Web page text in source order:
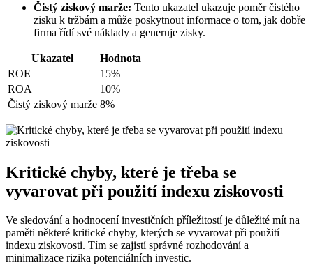
Čistý ziskový marže: Tento ukazatel ukazuje poměr čistého
zisku k tržbám a může poskytnout informace o tom, jak dobře
firma řídí své náklady a generuje zisky.
Ukazatel
Hodnota
ROE
15%
ROA
10%
Čistý ziskový marže 8%
Kritické chyby, které je třeba se
vyvarovat při použití indexu ziskovosti
Ve sledování a hodnocení investičních příležitostí je důležité mít na
paměti některé kritické chyby, kterých se vyvarovat při použití
indexu ziskovosti. Tím se zajistí správné rozhodování a
minimalizace rizika potenciálních investic.